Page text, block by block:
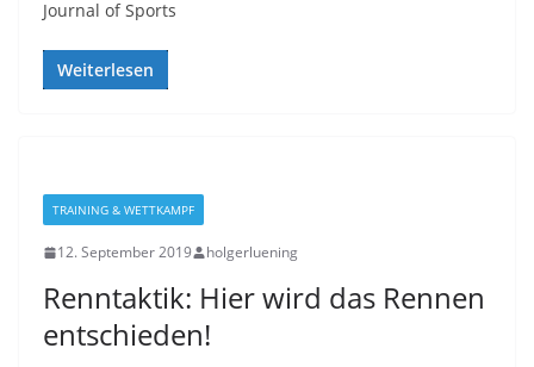
Journal of Sports
Weiterlesen
TRAINING & WETTKAMPF
12. September 2019 holgerluening
Renntaktik: Hier wird das Rennen
entschieden!